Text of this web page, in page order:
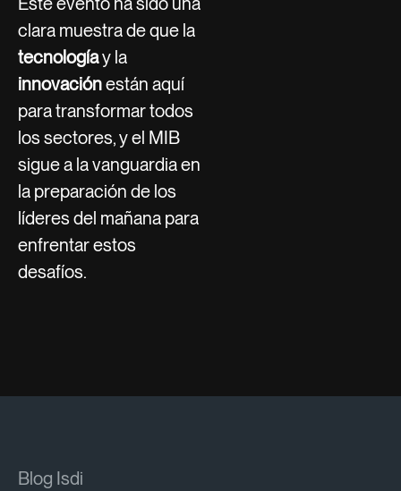
clara muestra de que la
tecnologíay la
innovaciónestán aquí
para transformar todos
los sectores, y el MIB
sigue a la vanguardia en
la preparación de los
líderes del mañana para
enfrentar estos
desafíos.
Blog Isdi